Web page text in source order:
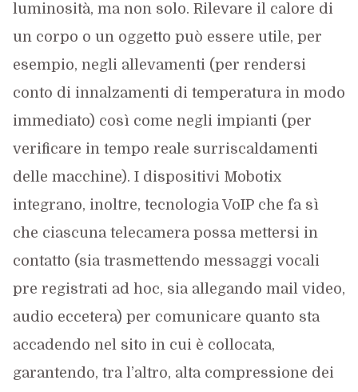
luminosità, ma non solo. Rilevare il calore di
un corpo o un oggetto può essere utile, per
esempio, negli allevamenti (per rendersi
conto di innalzamenti di temperatura in modo
immediato) così come negli impianti (per
verificare in tempo reale surriscaldamenti
delle macchine). I dispositivi Mobotix
integrano, inoltre, tecnologia VoIP che fa sì
che ciascuna telecamera possa mettersi in
contatto (sia trasmettendo messaggi vocali
pre registrati ad hoc, sia allegando mail video,
audio eccetera) per comunicare quanto sta
accadendo nel sito in cui è collocata,
garantendo, tra l’altro, alta compressione dei